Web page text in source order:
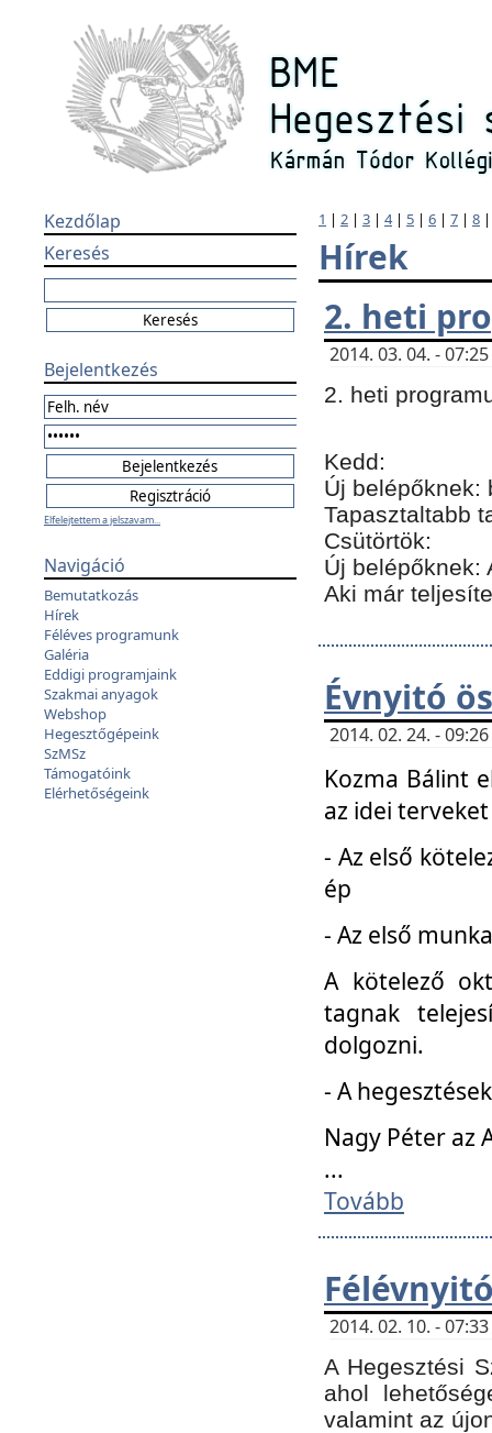
Kezdőlap
Keresés
Bejelentkezés
Elfelejtettem a jelszavam...
Navigáció
Bemutatkozás
Hírek
Féléves programunk
Galéria
Eddigi programjaink
Szakmai anyagok
Webshop
Hegesztőgépeink
SzMSz
Támogatóink
Elérhetőségeink
1 | 2 | 3 | 4| 5 | 6 | 7 | 8
Hírek
2. heti
2014. 03. 04. -
2. heti
Kedd:
Új belépőknek:
Tapasztaltabb
Csütörtök:
Új belépőknek:
Aki már
Évnyitó
2014. 02. 24. -
Kozma Bálint
az idei
- Az első
ép
- Az első
A kötelező
tagnak
dolgozni.
- A
Nagy Péter az
...
Tovább
2014. 02. 10. -
A Hegesztési
ahol
valamint az